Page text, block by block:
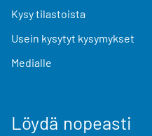
Kysy tilastoista
Usein kysytyt kysymykset
Medialle
Löydä nopeasti